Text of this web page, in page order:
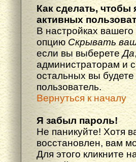
Как сделать, чтобы
активных
В настройках
опцию Скрывать
если вы выберетеДа
администраторам и
остальных вы
пользователь.
Вернуться к началу
Я забыл пароль!
Не паникуйте! Хотя
восстановлен, вам
Для этого кликните